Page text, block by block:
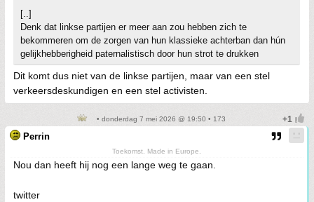
[..]
Denk dat linkse partijen er meer aan zou hebben zich te
bekommeren om de zorgen van hun klassieke achterban dan hún
gelijkhebberigheid paternalistisch door hun strot te drukken
Dit komt dus niet van de linkse partijen, maar van een stel
verkeersdeskundigen en een stel activisten.
• donderdag 7 mei 2026 @ 19:50 • 173
Perrin
Toekomst. Made in Europe.
Nou dan heeft hij nog een lange weg te gaan.
twitter